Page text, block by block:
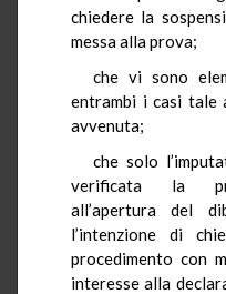
chiedere la
messa alla prova;
che vi sono
entrambi i casi tale
avvenuta;
che solo
verificata la
all’apertura del
l’intenzione di
procedimento con
interesse alla